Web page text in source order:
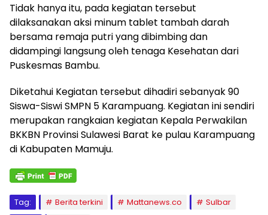
Tidak hanya itu, pada kegiatan tersebut
dilaksanakan aksi minum tablet tambah darah
bersama remaja putri yang dibimbing dan
didampingi langsung oleh tenaga Kesehatan dari
Puskesmas Bambu.
Diketahui Kegiatan tersebut dihadiri sebanyak 90
Siswa-Siswi SMPN 5 Karampuang. Kegiatan ini sendiri
merupakan rangkaian kegiatan Kepala Perwakilan
BKKBN Provinsi Sulawesi Barat ke pulau Karampuang
di Kabupaten Mamuju.
Tag: Berita terkini Mattanews.co
Sulbar